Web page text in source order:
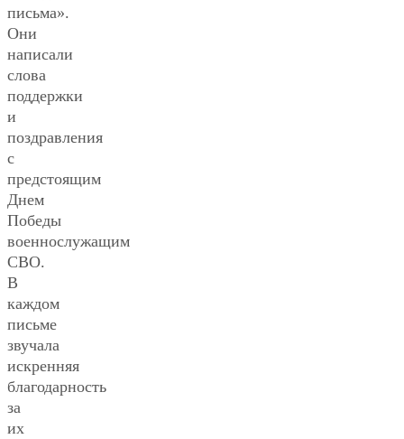
письма».
Они
написали
слова
поддержки
и
поздравления
с
предстоящим
Днем
Победы
военнослужащим
СВО.
В
каждом
письме
звучала
искренняя
благодарность
за
их